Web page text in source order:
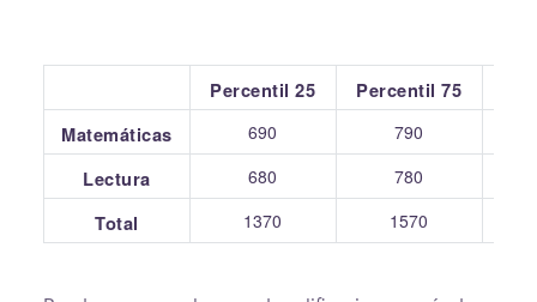
Percentil 25 Percentil 75
Matemáticas
690 790
Lectura 680 780
Total 1370 1570